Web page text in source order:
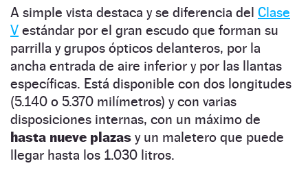
A simple vista destaca y se diferencia del Clase
V estándar por el gran escudo que forman su
parrilla y grupos ópticos delanteros, por la
ancha entrada de aire inferior y por las llantas
específicas. Está disponible con dos longitudes
(5.140 o 5.370 milímetros) y con varias
disposiciones internas, con un máximo de
hasta nueve plazas y un maletero que puede
llegar hasta los 1.030 litros.